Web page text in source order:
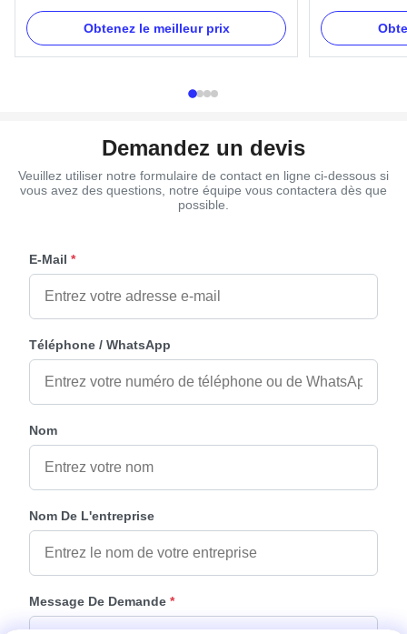
Available Color: silver, gold, and copper. 3.
Packing: Each PC in a polybag, then in carton.
4. More models are available. 5. ISO certificate
and OEM service available. Casket Corners
Obtenez le meilleur prix
H9020 handle
and nuts. And
Item Name TX-
Metal Color
Demandez un devis
Veuillez utiliser notre formulaire de contact en ligne ci-dessous si
vous avez des questions, notre équipe vous contactera dès que
possible.
E-Mail *
Téléphone / WhatsApp
Nom
Nom De L'entreprise
Message De Demande *